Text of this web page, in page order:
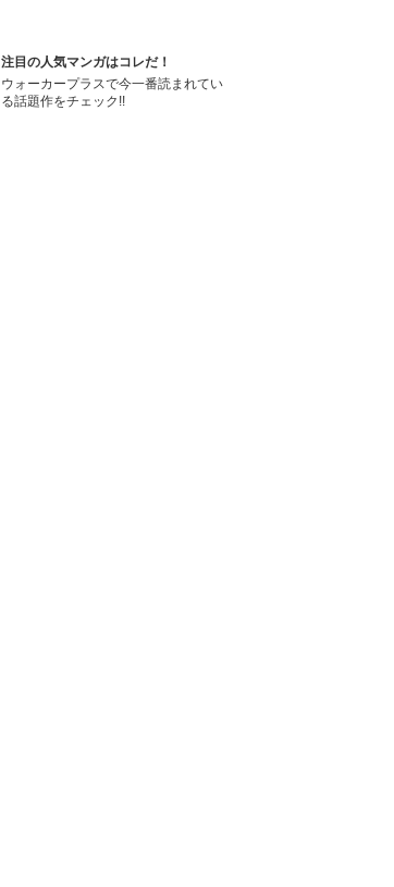
注目の人気マンガはコレだ！
ウォーカープラスで今一番読まれてい
る話題作をチェック!!